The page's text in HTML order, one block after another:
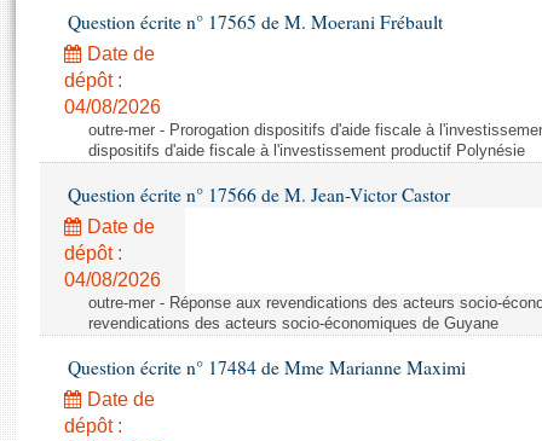
Propositions de loi
Amendements
Textes adoptés
Rapports d'information
Rapports législatifs
Rapports sur l'application des lois
Baromètre de l’application des lois
Dossiers législatifs
Budget et sécurité sociale
Questions écrites et orales
Comptes rendus des débats
Histoire
Juniors
Anciennes législatures
Liens vers les sites publics
Contacts et plan d'accès
Photos libres de droit
Question écrite n° 17565 de M. Moerani Frébault
Date de
dépôt :
04/08/2026
outre-mer - Prorogation dispositifs d'aide fiscale à
dispositifs d'aide fiscale à l'investissement productif Polynésie
Question écrite n° 17566 de M. Jean-Victor Castor
Date de
dépôt :
04/08/2026
outre-mer - Réponse aux revendications des acteurs socio-
revendications des acteurs socio-économiques de Guyane
Question écrite n° 17484 de Mme Marianne Maximi
Date de
dépôt :